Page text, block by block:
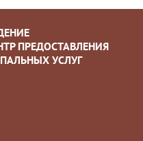
ПРЕДОСТАВЛЕНИЯ
УСЛУГ